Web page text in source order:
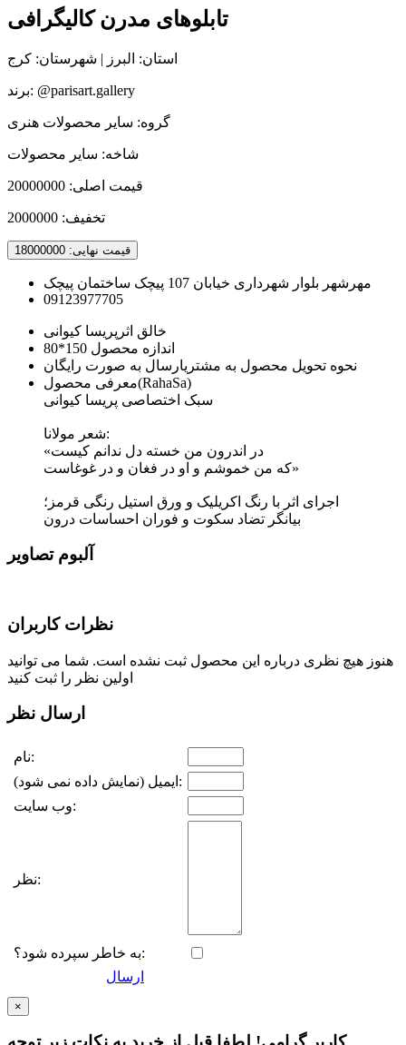
تابلوهای مدرن کالیگرافی
استان: البرز | شهرستان: کرج
برند: @parisart.gallery
گروه: سایر محصولات هنری
شاخه: سایر محصولات
قیمت اصلی: 20000000
تخفیف: 2000000
قیمت نهایی: 18000000
مهرشهر بلوار شهرداری خیابان 107 پیچک ساختمان پیچک
09123977705
خالق اثر پریسا کیوانی
اندازه محصول 150*80
نحوه تحویل محصول به مشتریارسال به صورت رایگان
معرفی محصول(RahaSa)
سبک اختصاصی پریسا کیوانی
شعر مولانا:
«در اندرون من خسته دل ندانم کیست
که من خموشم و او در فغان و در غوغاست»
اجرای اثر با رنگ اکریلیک و ورق استیل رنگی قرمز؛
بیانگر تضاد سکوت و فوران احساسات درون
آلبوم تصاویر
نظرات کاربران
هنوز هیچ نظری درباره این محصول ثبت نشده است. شما می توانید
اولین نظر را ثبت کنید
ارسال نظر
نام:
ایمیل (نمایش داده نمی شود):
وب سایت:
نظر:
به خاطر سپرده شود؟:
ارسال
×